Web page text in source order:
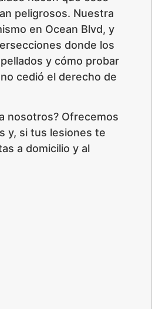
peligrosos. Nuestra
en Ocean Blvd, y
donde los
y cómo probar
cedió el derecho de
nosotros? Ofrecemos
y, si tus lesiones te
a domicilio y al